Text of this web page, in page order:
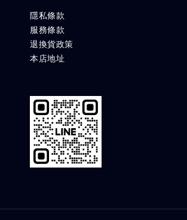
隱私條款
服務條款
退換貨政策
本店地址